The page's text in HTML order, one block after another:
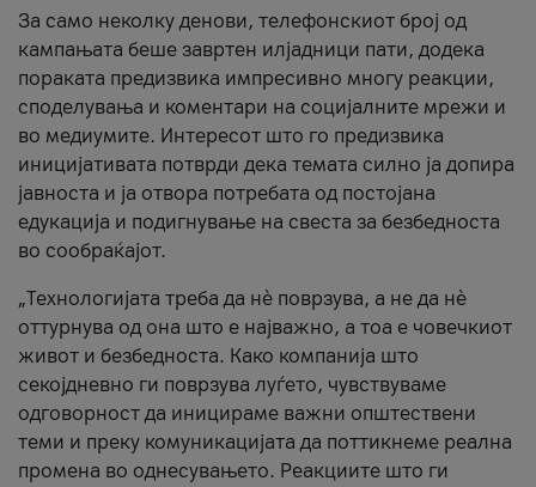
За само неколку денови, телефонскиот број од
кампањата беше завртен илјадници пати, додека
пораката предизвика импресивно многу реакции,
споделувања и коментари на социјалните мрежи и
во медиумите. Интересот што го предизвика
иницијативата потврди дека темата силно ја допира
јавноста и ја отвора потребата од постојана
едукација и подигнување на свеста за безбедноста
во сообраќајот.
„Технологијата треба да нè поврзува, а не да нè
оттурнува од она што е најважно, а тоа е човечкиот
живот и безбедноста. Како компанија што
секојдневно ги поврзува луѓето, чувствуваме
одговорност да иницираме важни општествени
теми и преку комуникацијата да поттикнеме реална
промена во однесувањето. Реакциите што ги